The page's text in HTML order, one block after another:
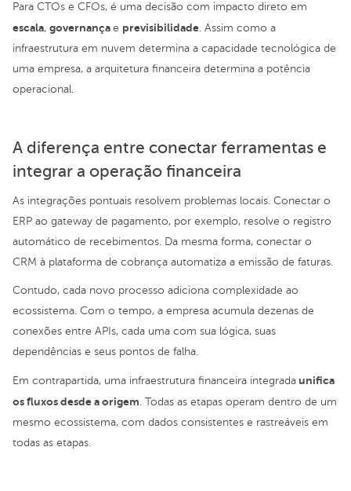
Para CTOs e CFOs, é uma decisão com impacto direto em
escala, governança e previsibilidade. Assim como a
infraestrutura em nuvem determina a capacidade tecnológica de
uma empresa, a arquitetura financeira determina a potência
operacional.
A diferença entre conectar ferramentas e
integrar a operação financeira
As integrações pontuais resolvem problemas locais. Conectar o
ERP ao gateway de pagamento, por exemplo, resolve o registro
automático de recebimentos. Da mesma forma, conectar o
CRM à plataforma de cobrança automatiza a emissão de faturas.
Contudo, cada novo processo adiciona complexidade ao
ecossistema. Com o tempo, a empresa acumula dezenas de
conexões entre APIs, cada uma com sua lógica, suas
dependências e seus pontos de falha.
Em contrapartida, uma infraestrutura financeira integrada unifica
os fluxos desde a origem. Todas as etapas operam dentro de um
mesmo ecossistema, com dados consistentes e rastreáveis em
todas as etapas.